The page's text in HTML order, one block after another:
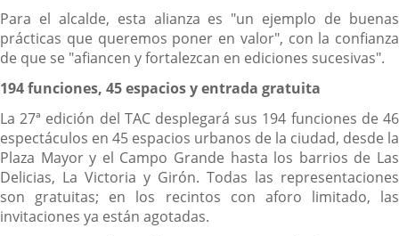
Para el alcalde, esta alianza es "un ejemplo de buenas
prácticas que queremos poner en valor", con la confianza
de que se "afiancen y fortalezcan en ediciones sucesivas".
194 funciones, 45 espacios y entrada gratuita
La 27ª edición del TAC desplegará sus 194 funciones de 46
espectáculos en 45 espacios urbanos de la ciudad, desde la
Plaza Mayor y el Campo Grande hasta los barrios de Las
Delicias, La Victoria y Girón. Todas las representaciones
son gratuitas; en los recintos con aforo limitado, las
invitaciones ya están agotadas.